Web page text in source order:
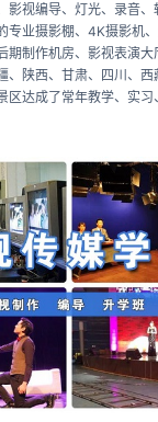
影视编导、灯光、录音、
业摄影棚、4K摄影机、
期制作机房、影视表演大
、陕西、甘肃、四川、
区达成了常年教学、实